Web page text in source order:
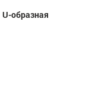
U-образная